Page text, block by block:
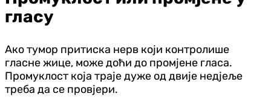
гласу
Ако тумор притиска нерв који контролише
гласне жице, може доћи до промјене гласа.
Промуклост која траје дуже од двије недјеље
треба да се провјери.